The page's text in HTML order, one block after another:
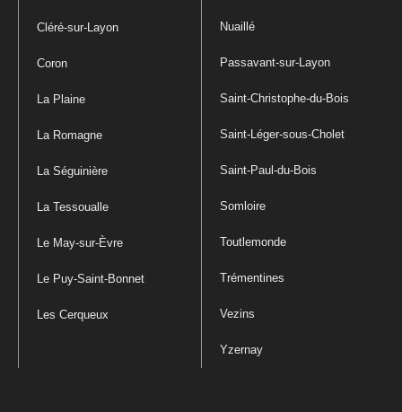
Cléré-sur-Layon
Coron
La Plaine
La Romagne
La Séguinière
La Tessoualle
Le May-sur-Èvre
Le Puy-Saint-Bonnet
Les Cerqueux
Nuaillé
Passavant-sur-Layon
Saint-Christophe-du-Bois
Saint-Léger-sous-Cholet
Saint-Paul-du-Bois
Somloire
Toutlemonde
Trémentines
Vezins
Yzernay